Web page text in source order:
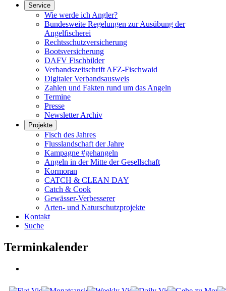
Service
Wie werde ich Angler?
Bundesweite Regelungen zur Ausübung der
Angelfischerei
Rechtsschutzversicherung
Bootsversicherung
DAFV Fischbilder
Verbandszeitschrift AFZ-Fischwaid
Digitaler Verbandsausweis
Zahlen und Fakten rund um das Angeln
Termine
Presse
Newsletter Archiv
Projekte
Fisch des Jahres
Flusslandschaft der Jahre
Kampagne #gehangeln
Angeln in der Mitte der Gesellschaft
Kormoran
CATCH & CLEAN DAY
Catch & Cook
Gewässer-Verbesserer
Arten- und Naturschutzprojekte
Kontakt
Suche
Terminkalender